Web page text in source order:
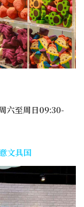
六至周日09:30-
文具国